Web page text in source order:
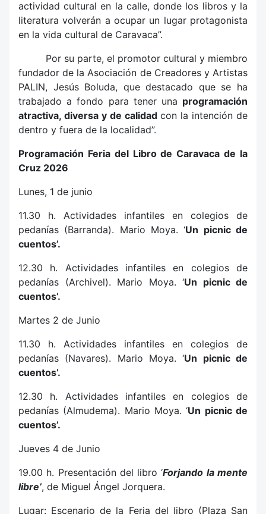
actividad cultural en la calle, donde los libros y la
literatura volverán a ocupar un lugar protagonista
en la vida cultural de Caravaca”.
Por su parte, el promotor cultural y miembro
fundador de la Asociación de Creadores y Artistas
PALIN, Jesús Boluda, que destacado que se ha
trabajado a fondo para tener una programación
atractiva, diversa y de calidadcon la intención de
dentro y fuera de la localidad”.
Programación Feria del Libro de Caravaca de la
Cruz 2026
Lunes, 1 de junio
11.30 h. Actividades infantiles en colegios de
pedanías (Barranda). Mario Moya. ‘Un picnic de
cuentos’.
12.30 h. Actividades infantiles en colegios de
pedanías (Archivel). Mario Moya. ‘Un picnic de
cuentos’.
Martes 2 de Junio
11.30 h. Actividades infantiles en colegios de
pedanías (Navares). Mario Moya. ‘Un picnic de
cuentos’.
12.30 h. Actividades infantiles en colegios de
pedanías (Almudema). Mario Moya. ‘Un picnic de
cuentos’.
Jueves 4 de Junio
19.00 h. Presentación del libro ‘Forjando la mente
libre’, de Miguel Ángel Jorquera.
Lugar: Escenario de la Feria del libro (Plaza San